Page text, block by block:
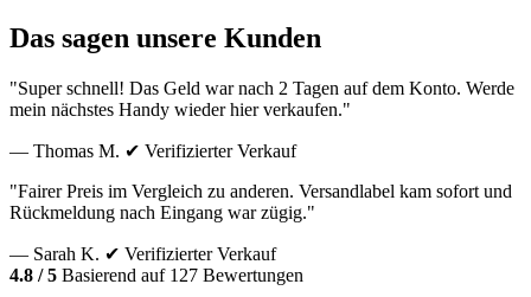
Das sagen unsere Kunden
"Super schnell! Das Geld war nach 2 Tagen auf dem Konto. Werde
mein nächstes Handy wieder hier verkaufen."
— Thomas M. ✔ Verifizierter Verkauf
"Fairer Preis im Vergleich zu anderen. Versandlabel kam sofort und
Rückmeldung nach Eingang war zügig."
— Sarah K. ✔ Verifizierter Verkauf
4.8 / 5 Basierend auf 127 Bewertungen